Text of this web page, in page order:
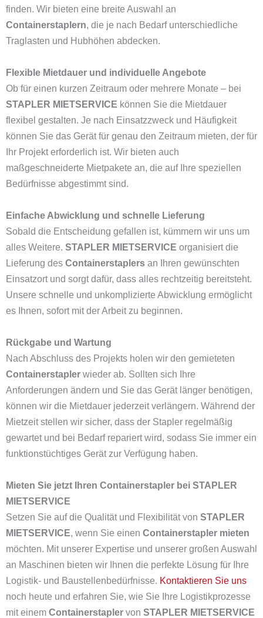
finden. Wir bieten eine breite Auswahl an
Containerstaplern, die je nach Bedarf unterschiedliche
Traglasten und Hubhöhen abdecken.
Flexible Mietdauer und individuelle Angebote
Ob für einen kurzen Zeitraum oder mehrere Monate – bei
STAPLER MIETSERVICE können Sie die Mietdauer
flexibel gestalten. Je nach Einsatzzweck und Häufigkeit
können Sie das Gerät für genau den Zeitraum mieten, der für
Ihr Projekt erforderlich ist. Wir bieten auch
maßgeschneiderte Mietpakete an, die auf Ihre speziellen
Bedürfnisse abgestimmt sind.
Einfache Abwicklung und schnelle Lieferung
Sobald die Entscheidung gefallen ist, kümmern wir uns um
alles Weitere. STAPLER MIETSERVICE organisiert die
Lieferung des Containerstaplers an Ihren gewünschten
Einsatzort und sorgt dafür, dass alles rechtzeitig bereitsteht.
Unsere schnelle und unkomplizierte Abwicklung ermöglicht
es Ihnen, sofort mit der Arbeit zu beginnen.
Rückgabe und Wartung
Nach Abschluss des Projekts holen wir den gemieteten
Containerstapler wieder ab. Sollten sich Ihre
Anforderungen ändern und Sie das Gerät länger benötigen,
können wir die Mietdauer jederzeit verlängern. Während der
Mietzeit stellen wir sicher, dass der Stapler regelmäßig
gewartet und bei Bedarf repariert wird, sodass Sie immer ein
funktionstüchtiges Gerät zur Verfügung haben.
Mieten Sie jetzt Ihren Containerstapler bei STAPLER
MIETSERVICE
Setzen Sie auf die Qualität und Flexibilität von STAPLER
MIETSERVICE, wenn Sie einen Containerstapler mieten
möchten. Mit unserer Expertise und unserer großen Auswahl
an Maschinen bieten wir Ihnen die perfekte Lösung für Ihre
Logistik- und Baustellenbedürfnisse. Kontaktieren Sie uns
noch heute und erfahren Sie, wie Sie Ihre Logistikprozesse
mit einem Containerstapler von STAPLER MIETSERVICE